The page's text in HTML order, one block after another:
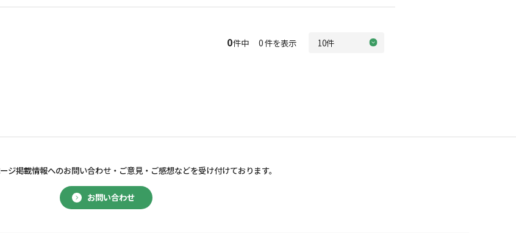
0件中 0 件を表示
お問い合わせ
ジ掲載情報へのお問い合わせ・ ご意見・ご感想などを受け付けております。